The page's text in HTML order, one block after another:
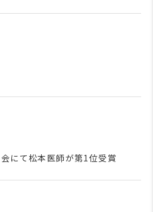
にて松本医師が第1位受賞